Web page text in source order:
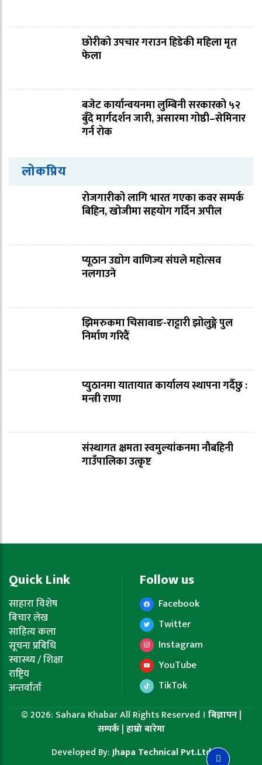
छोरीको उपचार गराउन हिडेकी महिला मृत
फेला
बजेट कार्यान्वयनमा लुम्बिनी सरकारको ५२
बुँदे मार्गदर्शन जारी, असारमा गोष्ठी–सेमिनार
गर्न रोक
लोकप्रिय
रोजगारीको लागि भारत गएका कवर सम्पर्क
बिहिन, खोजीमा सहयोग गर्दिन अपील
प्यूठान उद्योग वाणिज्य संघले महोत्सव
नलगाउने
झिमरुकमा चिसावाङ-राट्टारी झोलुङ्गे पुल
निर्माण गरिदैं
प्युठानमा यातायात कार्यालय स्थापना गर्दैछु :
मन्त्री राणा
संस्थागत क्षमता स्वमुल्यांकनमा नौबहिनी
गाउँपालिका उत्कृष्ट
Quick Link
साहारा विशेष
बिचार लेख
साहित्य कला
सूचना प्रबिधि
स्वास्थ्य / शिक्षा
राष्ट्रिय
अन्तर्वार्ता
Follow us
Facebook
Twitter
Instagram
YouTube
TikTok
© 2026: Sahara Khabar All Rights Reserved । बिज्ञापन|
सम्पर्क|हाम्रो बारेमा
Developed By:Jhapa Technical Pvt.Ltd